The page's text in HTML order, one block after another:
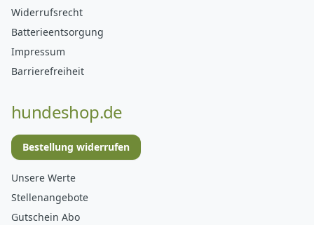
Widerrufsrecht
Batterieentsorgung
Impressum
Barrierefreiheit
hundeshop.de
Bestellung widerrufen
Unsere Werte
Stellenangebote
Gutschein Abo